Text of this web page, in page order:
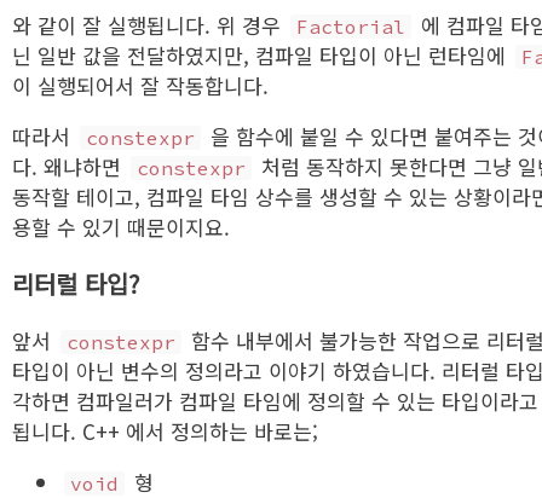
와 같이 잘 실행됩니다. 위 경우 Factorial
에 컴파일 타
닌 일반 값을 전달하였지만, 컴파일 타입이 아닌 런타임에
이 실행되어서 잘 작동합니다.
따라서
constexpr
을 함수에 붙일 수 있다면 붙여주는
다. 왜냐하면
constexpr
처럼 동작하지 못한다면 그냥
동작할 테이고, 컴파일 타임 상수를 생성할 수 있는 상황이라
용할 수 있기 때문이지요.
리터럴 타입?
앞서 constexpr
함수 내부에서 불가능한 작업으로 리
타입이 아닌 변수의 정의라고 이야기 하였습니다. 리터럴 타
각하면 컴파일러가 컴파일 타임에 정의할 수 있는 타입이라
됩니다. C++ 에서 정의하는 바로는;
void
형